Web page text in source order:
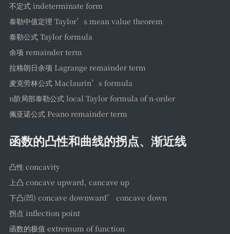
不定式 indeterminate form
泰勒中值定理 Taylor’s mean value theorem
泰勒公式 Taylor formula
余项 remainder term
拉格朗日余项 Lagrange remainder term
麦克劳林公式 Maclaurin’s formula
n阶局部泰勒公式 local Taylor formula of n-order
佩亚诺公式 Peano remainder term
函数的凸性和曲线的拐点、渐近线
凸性 concavity
上凸 concave upward, cancave up
下凸(凹) concave downward’ concave down
拐点 inflection point
函数的极值 extremum of function